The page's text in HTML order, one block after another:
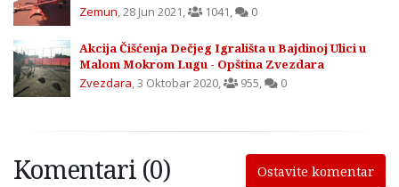
Zemun,28 Jun 2021, 1041, 0
Akcija Čišćenja Dečjeg Igrališta u Bajdinoj Ulici u
Malom Mokrom Lugu - Opština Zvezdara
Zvezdara,3 Oktobar 2020, 955, 0
Komentari (0) Ostavite komentar